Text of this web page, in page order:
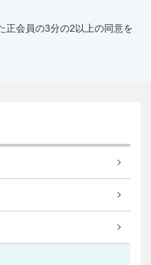
正会員の3分の2以上の同意を